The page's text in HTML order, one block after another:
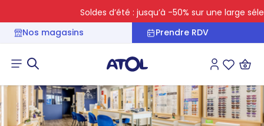
Soldes d’été : jusqu’à -50% sur une large
Nos magasins
Prendre RDV
Connexion